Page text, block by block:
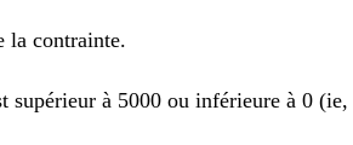
la contrainte.
supérieur à 5000 ou inférieure à 0 (ie,